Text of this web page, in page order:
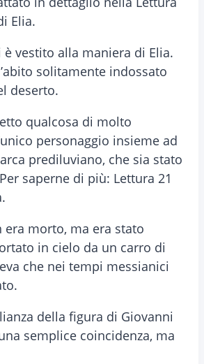
Elia.
vestito alla maniera di Elia.
solitamente indossato
deserto.
qualcosa di molto
personaggio insieme ad
prediluviano, che sia stato
saperne di più: Lettura 21
era morto, ma era stato
in cielo da un carro di
che nei tempi messianici
della figura di Giovanni
semplice coincidenza, ma